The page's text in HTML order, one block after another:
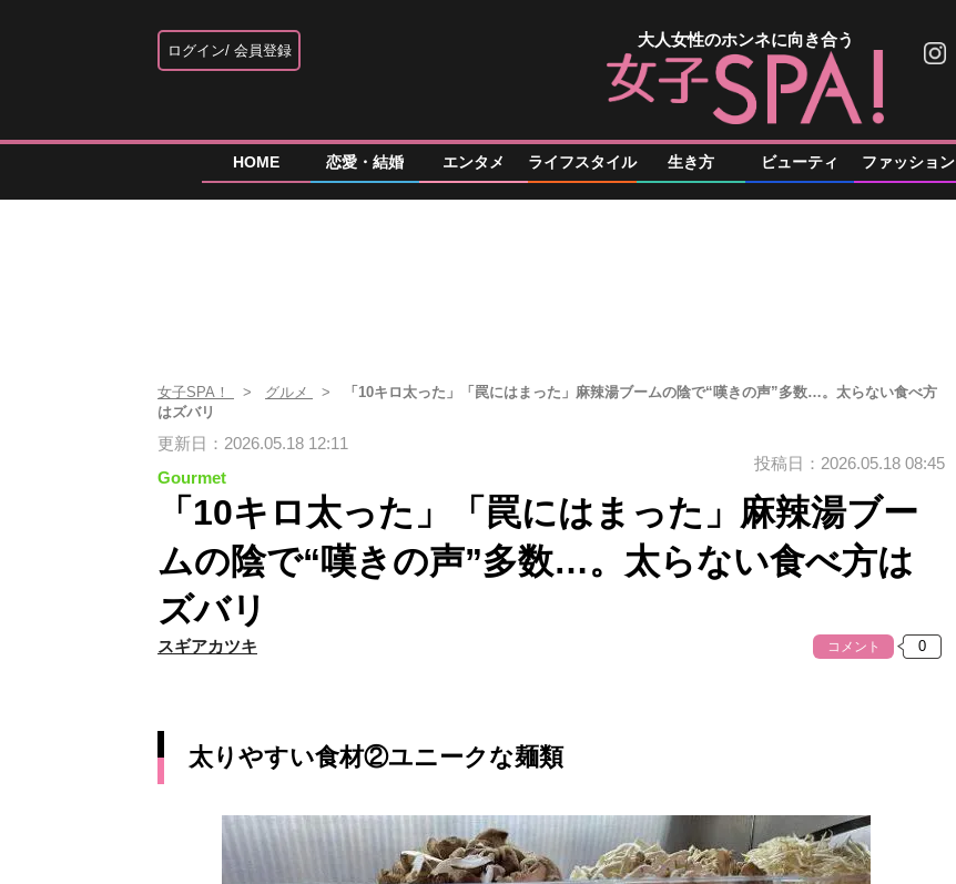
ログイン 会員登録
大人女性のホンネに向き合う
HOME 恋愛・結婚 エンタメ ライフスタイル 生き方 ビューティ ファッション
女子SPA！ グルメ
「10キロ太った」「罠にはまった」麻辣湯ブームの陰で“嘆きの声”多数…。太らない食べ方
はズバリ
更新日：2026.05.18 12:11
Gourmet
投稿日：2026.05.18 08:45
「10キロ太った」「罠にはまった」麻辣湯ブー
ムの陰で“嘆きの声”多数…。太らない食べ方は
ズバリ
スギアカツキ コメント
太りやすい食材②ユニークな麺類